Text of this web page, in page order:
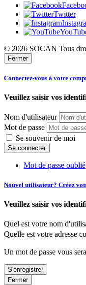
Twitter
© 2026 SOCAN Tous
Fermer
Connectez-vous à votre
Veuillez saisir vos
Nom d'utilisateur
Mot de passe
Se souvenir de moi
Mot de passe oublié
Nouvel utilisateur? Créez
Veuillez saisir vos
Quel est votre nom
Quelle est votre adresse
Un mot de passe vous
Fermer